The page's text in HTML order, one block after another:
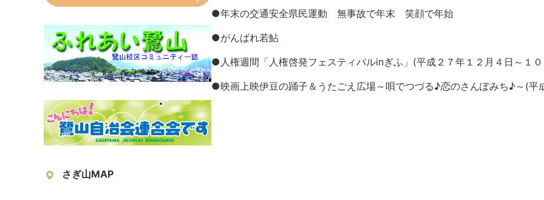
●年末の交通安全県民運動 無事故で年末 笑顔で年始
●がんばれ若鮎
●人権週間「人権啓発フェスティバルinぎふ」(平成２７年１２月４日～１
●映画上映伊豆の踊子＆うたごえ広場～唄でつづる♪恋のさんぽみち♪～(平
さぎ山MAP